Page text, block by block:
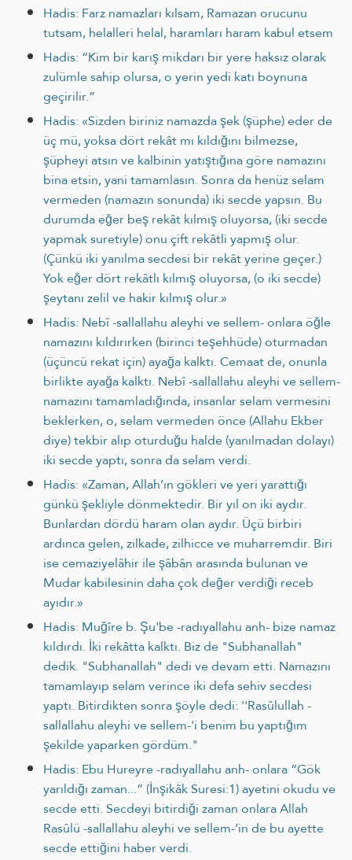
Hadis: Farz namazları kılsam, Ramazan orucunu
tutsam, helalleri helal, haramları haram kabul etsem
Hadis: “Kim bir karış mikdarı bir yere haksız olarak
zulümle sahip olursa, o yerin yedi katı boynuna
geçirilir.”
Hadis: «Sizden biriniz namazda şek (şüphe) eder de
üç mü, yoksa dört rekât mı kıldığını bilmezse,
şüpheyi atsın ve kalbinin yatıştığına göre namazını
bina etsin, yani tamam­lasın. Sonra da henüz selam
vermeden (namazın sonunda) iki secde yapsın. Bu
durumda eğer beş rekât kılmış oluyor­sa, (iki secde
yapmak suretiyle) onu çift rekâtli yapmış olur.
(Çünkü iki yanılma secdesi bir rekât yerine geçer.)
Yok eğer dört rekâtlı kılmış oluyorsa, (o iki secde)
şeytanı zelil ve hakir kılmış olur.»
Hadis: Nebî -sallallahu aleyhi ve sellem- onlara öğle
namazını kıldırırken (birinci teşehhüde) oturmadan
(üçüncü rekat için) ayağa kalktı. Cemaat de, onunla
birlikte ayağa kalktı. Nebî -sallallahu aleyhi ve sellem-
namazını tamamladığında, insanlar selam vermesini
beklerken, o, selam vermeden önce (Allahu Ekber
diye) tekbir alıp oturduğu halde (yanılmadan dola­yı)
iki secde yaptı, sonra da selam verdi.
Hadis: «Zaman, Allah’ın gökleri ve yeri yarattığı
günkü şekliyle dönmektedir. Bir yıl on iki aydır.
Bunlardan dördü haram olan aydır. Üçü birbiri
ardınca gelen, zilkade, zilhicce ve muharremdir. Biri
ise cemaziyelâhir ile şâbân arasında bulunan ve
Mudar kabilesinin daha çok değer verdiği receb
ayıdır.»
Hadis: Muğîre b. Şu'be -radıyallahu anh- bize namaz
kıldırdı. İki rekâtta kalktı. Biz de "Subhanallah"
dedik. "Subhanallah" dedi ve devam etti. Namazını
tamamlayıp selam verince iki defa sehiv secdesi
yaptı. Bitirdikten sonra şöyle dedi: ''Rasûlullah -
sallallahu aleyhi ve sellem-'i benim bu yaptığım
şekilde yaparken gördüm."
Hadis: Ebu Hureyre -radıyallahu anh- onlara “Gök
yarıldığı zaman...” (İnşikâk Suresi:1) ayetini okudu ve
secde etti. Secdeyi bitirdiği zaman onlara Allah
Rasûlü -sallallahu aleyhi ve sellem-’in de bu ayette
secde ettiğini haber verdi.